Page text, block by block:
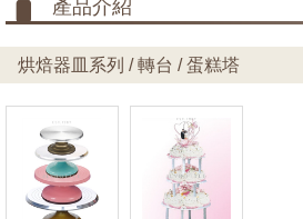
美容用品系列
產品介紹
烘焙器皿系列 / 轉台 / 蛋糕塔